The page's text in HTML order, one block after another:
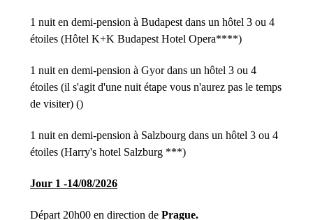
1 nuit en demi-pension à Budapest dans un hôtel 3 ou 4
étoiles (Hôtel K+K Budapest Hotel Opera****)
1 nuit en demi-pension à Gyor dans un hôtel 3 ou 4
étoiles (il s'agit d'une nuit étape vous n'aurez pas le temps
de visiter) ()
1 nuit en demi-pension à Salzbourg dans un hôtel 3 ou 4
étoiles (Harry's hotel Salzburg ***)
Jour 1 -14/08/2026
Départ 20h00 en direction de Prague.